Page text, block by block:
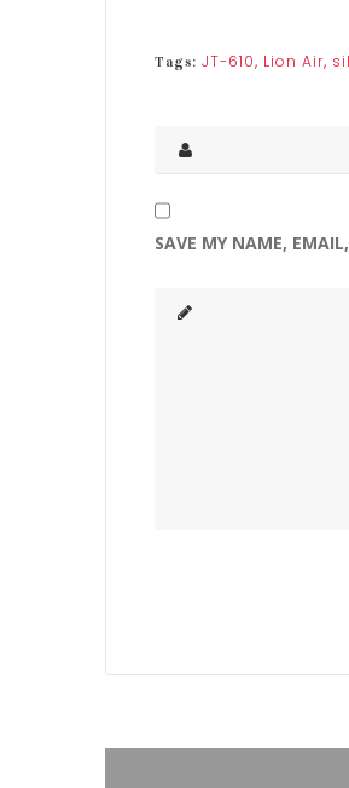
Tags
Tags: JT-610, Lion Air,
SAVE MY NAME,